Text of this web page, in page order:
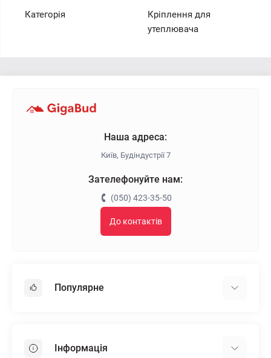
Категорія
Кріплення для
утеплювача
Наша адреса:
Київ, Будіндустрії 7
Зателефонуйте нам:
(050) 423-35-50
До контактів
Популярне
Пінопласт
Інформація